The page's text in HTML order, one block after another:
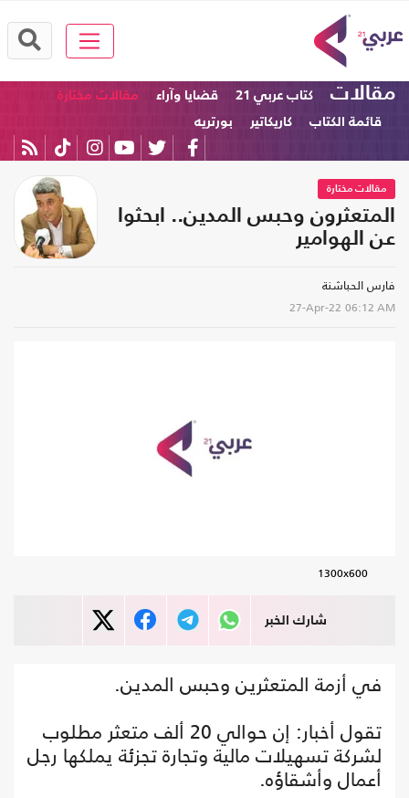
مقالات كتاب عربي 21 قضايا وآراء
مقالات مختارة
قائمة الكتاب
كاريكاتير بورتريه
مقالات مختارة
المتعثرون وحبس المدين.. ابحثوا
عن الهوامير
فارس الحباشنة
27-Apr-22 06:12 AM
1300x600
شارك الخبر
في أزمة المتعثرين وحبس المدين.
تقول أخبار: إن حوالي 20 ألف متعثر مطلوب
لشركة تسهيلات مالية وتجارة تجزئة يملكها رجل
أعمال وأشقاؤه.